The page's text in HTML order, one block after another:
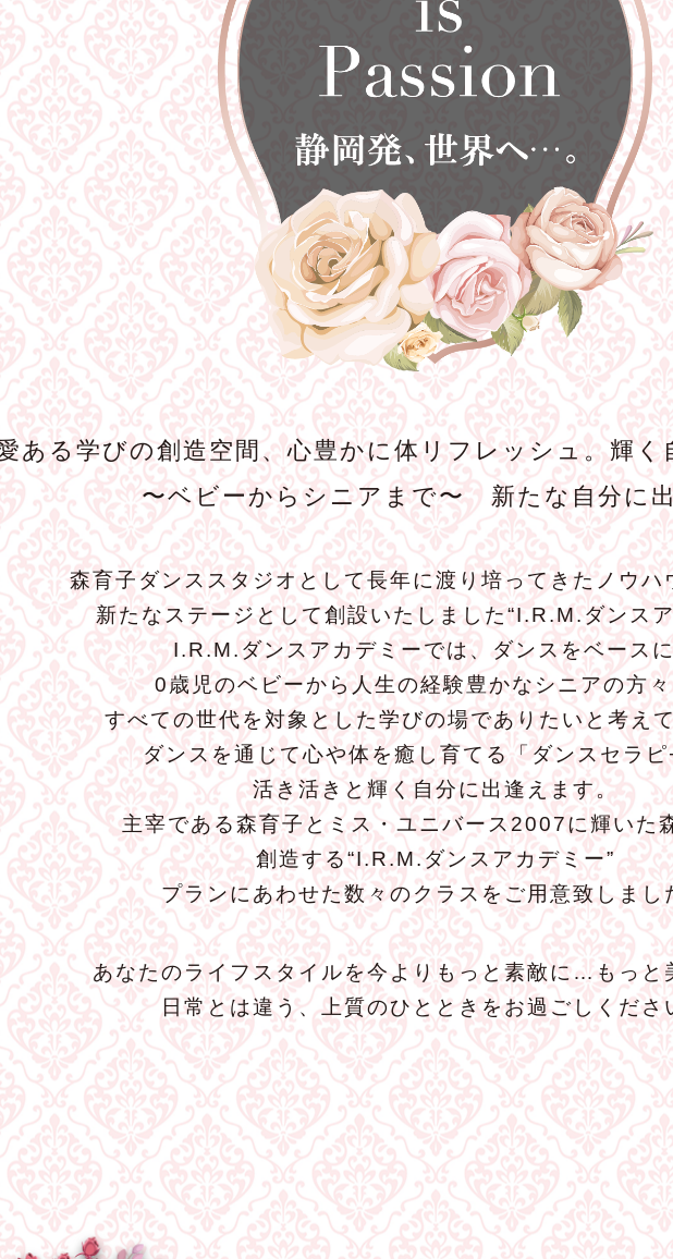
ある学びの創造空間、心豊かに体リフレッシュ。輝く
〜ベビーからシニアまで〜 新たな自分に
森育子ダンススタジオとして長年に渡り培ってきたノウハ
新たなステージとして創設いたしました“I.R.M.ダンス
I.R.M.ダンスアカデミーでは、ダンスをベース
0歳児のベビーから人生の経験豊かなシニアの方
すべての世代を対象とした学びの場でありたいと考えて
ダンスを通じて心や体を癒し育てる「ダンスセラ
活き活きと輝く自分に出逢えます。
主宰である森育子とミス・ユニバース2007に輝いた
創造する“I.R.M.ダンスアカデミー”
プランにあわせた数々のクラスをご用意致しまし
あなたのライフスタイルを今よりもっと素敵に…もっ
日常とは違う、上質のひとときをお過ごしくださ